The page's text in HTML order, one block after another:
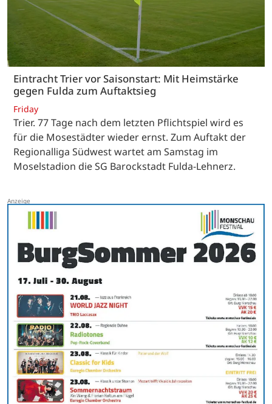
Eintracht Trier vor Saisonstart: Mit Heimstärke
gegen Fulda zum Auftaktsieg
Friday
Trier. 77 Tage nach dem letzten Pflichtspiel wird es
für die Mosestädter wieder ernst. Zum Auftakt der
Regionalliga Südwest wartet am Samstag im
Moselstadion die SG Barockstadt Fulda-Lehnerz.